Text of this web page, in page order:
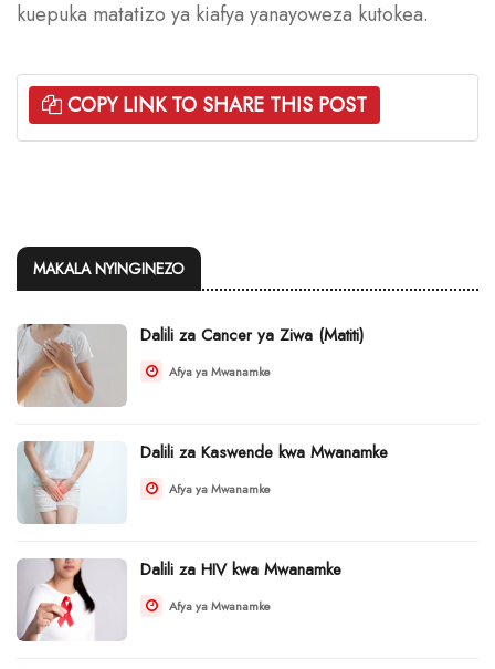
kuepuka matatizo ya kiafya yanayoweza kutokea.
COPY LINK TO SHARE THIS POST
MAKALA NYINGINEZO
Dalili za Cancer ya Ziwa (Matiti)
Afya ya Mwanamke
Dalili za Kaswende kwa Mwanamke
Afya ya Mwanamke
Dalili za HIV kwa Mwanamke
Afya ya Mwanamke